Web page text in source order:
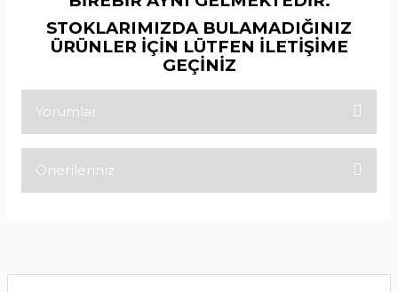
STOKLARIMIZDA BULAMADIĞINIZ
ÜRÜNLER İÇİN LÜTFEN İLETİŞİME
GEÇİNİZ
Yorumlar
Önerileriniz